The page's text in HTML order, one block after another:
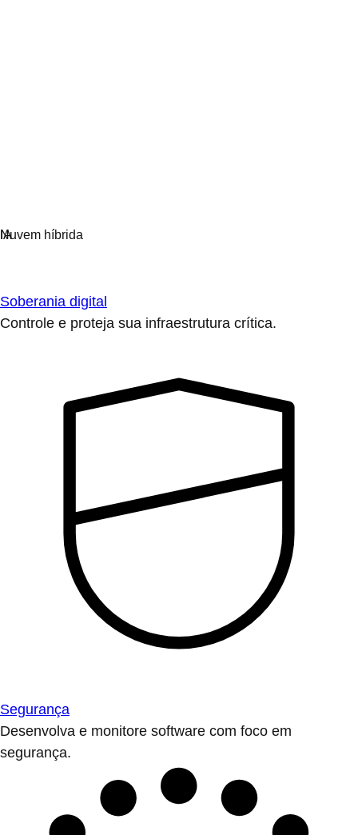
Soberania digital
Controle e proteja sua infraestrutura crítica.
Segurança
Desenvolva e monitore software com foco em
segurança.